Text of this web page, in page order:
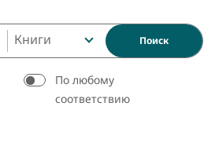
Книги Поиск
По любому
соответствию